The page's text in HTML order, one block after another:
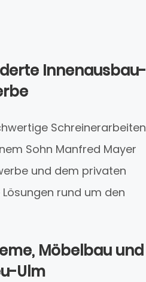
Innenausbau-
Schreinerarbeiten
Sohn Manfred Mayer
und dem privaten
rund um den
Möbelbau und
Ulm